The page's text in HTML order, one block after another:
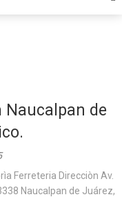
Naucalpan de
Ferreteria Direcciòn Av.
Naucalpan de Juárez,